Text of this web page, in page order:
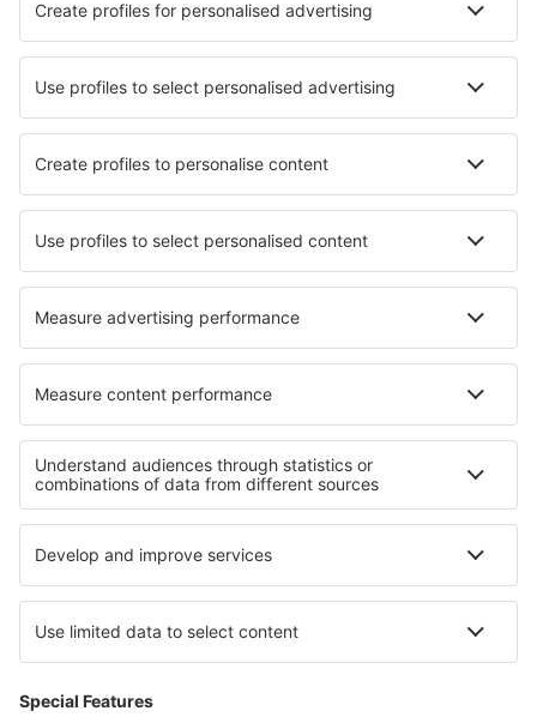
Ubytování in Battle Ubytování in Checy
Ubytování in Rye Ubytování in Torshavn
Ubytování in Bjerkvik Ubytování in Breaza de Jos
Ubytování na pobřeží Rimini
Ubytování při jezeře Maggiore Ubytování v Hondurasu
Ubytování in Curonian Spit National Park
Ubytování v Pembrokeshire
Ubytování in Brac Island